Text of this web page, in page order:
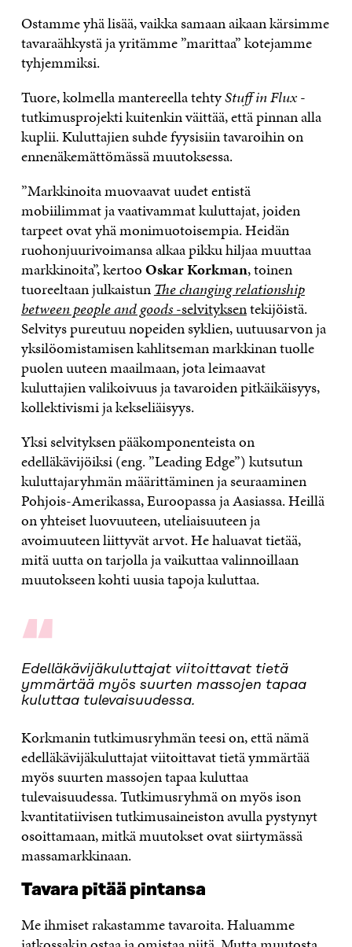
Ostamme yhä lisää, vaikka samaan aikaan kärsimme
tavaraähkystä ja yritämme ”marittaa” kotejamme
tyhjemmiksi.
Tuore, kolmella mantereella tehtyStuff in Flux-
tutkimusprojekti kuitenkin väittää, että pinnan alla
kuplii. Kuluttajien suhde fyysisiin tavaroihin on
ennenäkemättömässä muutoksessa.
”Markkinoita muovaavat uudet entistä
mobiilimmat ja vaativammat kuluttajat, joiden
tarpeet ovat yhä monimuotoisempia. Heidän
ruohonjuurivoimansa alkaa pikku hiljaa muuttaa
markkinoita”, kertooOskar Korkman, toinen
tuoreeltaan julkaistunThe changing relationship
between people and goods-selvityksentekijöistä.
Selvitys pureutuu nopeiden syklien, uutuusarvon ja
yksilöomistamisen kahlitseman markkinan tuolle
puolen uuteen maailmaan, jota leimaavat
kuluttajien valikoivuus ja tavaroiden pitkäikäisyys,
kollektivismi ja kekseliäisyys.
Yksi selvityksen pääkomponenteista on
edelläkävijöiksi (eng. ”Leading Edge”) kutsutun
kuluttajaryhmän määrittäminen ja seuraaminen
Pohjois-Amerikassa, Euroopassa ja Aasiassa. Heillä
on yhteiset luovuuteen, uteliaisuuteen ja
avoimuuteen liittyvät arvot. He haluavat tietää,
mitä uutta on tarjolla ja vaikuttaa valinnoillaan
muutokseen kohti uusia tapoja kuluttaa.
“
Edelläkävijäkuluttajat viitoittavat tietä
ymmärtää myös suurten massojen tapaa
kuluttaa tulevaisuudessa.
Korkmanin tutkimusryhmän teesi on, että nämä
edelläkävijäkuluttajat viitoittavat tietä ymmärtää
myös suurten massojen tapaa kuluttaa
tulevaisuudessa. Tutkimusryhmä on myös ison
kvantitatiivisen tutkimusaineiston avulla pystynyt
osoittamaan, mitkä muutokset ovat siirtymässä
massamarkkinaan.
Tavara pitää pintansa
Me ihmiset rakastamme tavaroita. Haluamme